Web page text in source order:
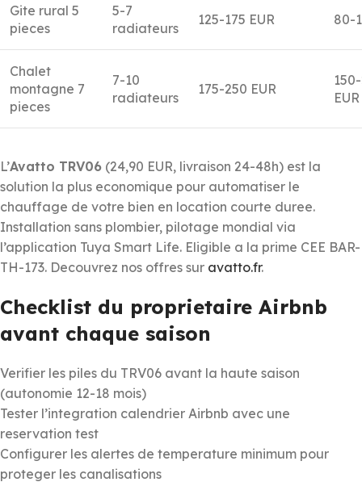
Gite rural 5
pieces
5-7
radiateurs
125-175 EUR 80-
Chalet
montagne 7
pieces
7-10
radiateurs
175-250 EUR
EUR
L’Avatto TRV06 (24,90 EUR, livraison 24-48h) est la
solution la plus economique pour automatiser le
chauffage de votre bien en location courte duree.
Installation sans plombier, pilotage mondial via
l’application Tuya Smart Life. Eligible a la prime CEE BAR-
TH-173. Decouvrez nos offres sur avatto.fr.
Checklist du proprietaire Airbnb
avant chaque saison
Verifier les piles du TRV06 avant la haute saison
(autonomie 12-18 mois)
Tester l’integration calendrier Airbnb avec une
reservation test
Configurer les alertes de temperature minimum pour
proteger les canalisations